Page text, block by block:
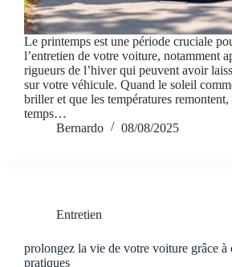
Le printemps est une période cruciale
l’entretien de votre voiture, notamment
rigueurs de l’hiver qui peuvent avoir
sur votre véhicule. Quand le soleil
briller et que les températures remontent,
temps…
Bernardo
08/08/2025
Entretien
prolongez la vie de votre voiture grâce à
pratiques